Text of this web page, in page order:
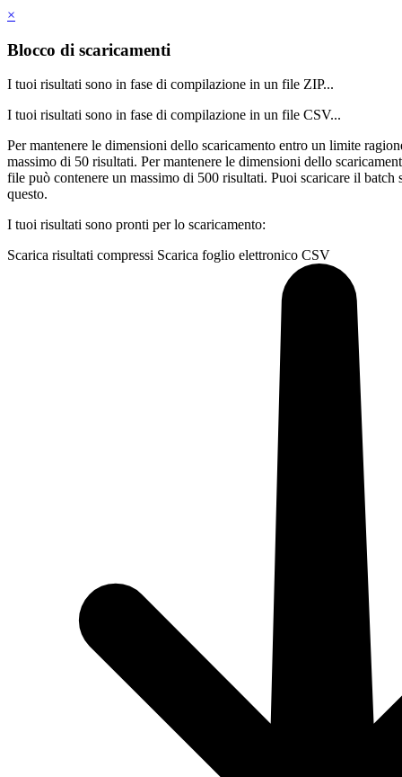
×
Blocco di scaricamenti
I tuoi risultati sono in fase di compilazione in un file ZIP...
I tuoi risultati sono in fase di compilazione in un file CSV...
Per mantenere le dimensioni dello scaricamento entro un limite
massimo di 50 risultati. Per mantenere le dimensioni dello
file può contenere un massimo di 500 risultati. Puoi scaricare il batch
questo.
I tuoi risultati sono pronti per lo scaricamento:
Scarica risultati compressi Scarica foglio elettronico CSV